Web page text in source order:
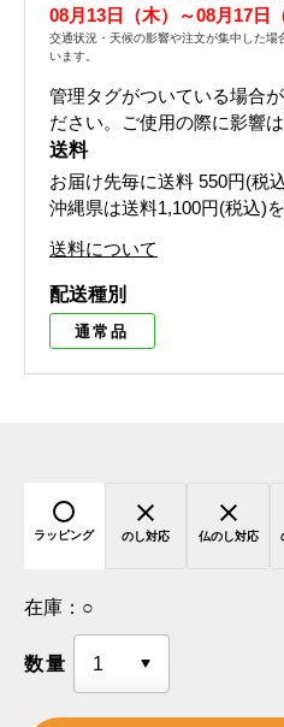
08月13日（木）～08月17日
交通状況・天候の影響や注文が集中した
います。
管理タグがついている場合
ださい。ご使用の際に影響は
送料
お届け先毎に送料 550円(税
沖縄県は送料1,100円(税込)
送料について
配送種別
通常品
ラッピング のし対応 仏のし対応
在庫： ○
数量